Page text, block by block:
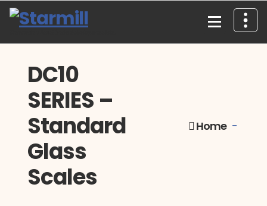
Skip
DC10
SERIES –
Standard
Glass
Scales
Home-